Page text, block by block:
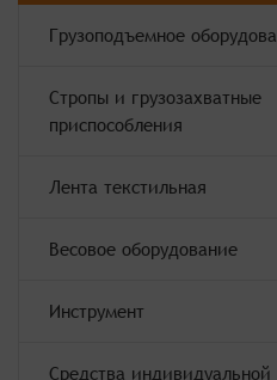
Грузоподъемное
Стропы и грузозахватные
приспособления
Лента текстильная
Весовое оборудование
Инструмент
Средства индивидуальной